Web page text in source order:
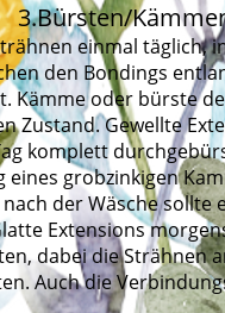
3.Bürsten/
einmal täglich,
den Bondings
Kämme oder bürste
Zustand. Gewellte
komplett
eines grobzinkigen
der Wäsche sollte
Extensions
dabei die Strähnen
Auch die